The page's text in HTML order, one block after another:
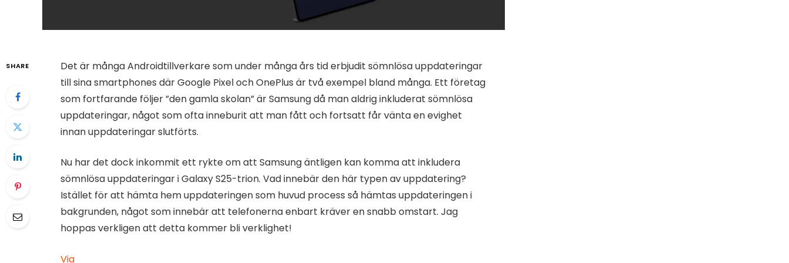
SHARE
Det är många Androidtillverkare som under många års tid erbjudit sömnlösa uppdateringar
till sina smartphones där Google Pixel och OnePlus är två exempel bland många. Ett företag
som fortfarande följer ”den gamla skolan” är Samsung då man aldrig inkluderat sömnlösa
uppdateringar, något som ofta inneburit att man fått och fortsatt får vänta en evighet
innan uppdateringar slutförts.
Nu har det dock inkommit ett rykte om att Samsung äntligen kan komma att inkludera
sömnlösa uppdateringar i Galaxy S25-trion. Vad innebär den här typen av uppdatering?
Istället för att hämta hem uppdateringen som huvud process så hämtas uppdateringen i
bakgrunden, något som innebär att telefonerna enbart kräver en snabb omstart. Jag
hoppas verkligen att detta kommer bli verklighet!
Via